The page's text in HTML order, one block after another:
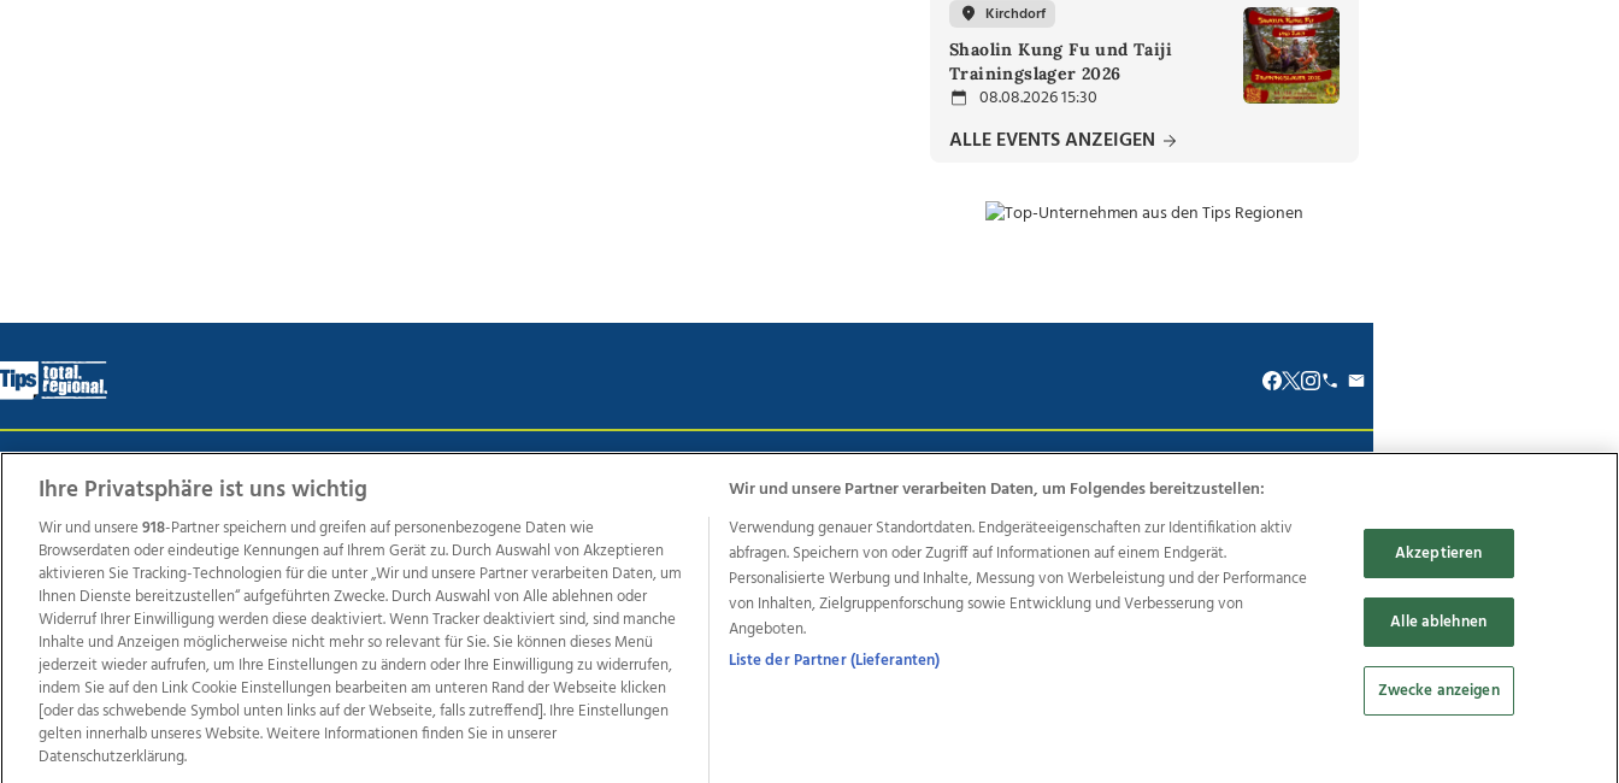
Kirchdorf
Shaolin Kung Fu und Taiji
Trainingslager 2026
08.08.2026 15:30
ALLE EVENTS ANZEIGEN
Wir über uns Mediadaten Kontakt AGB Anzeigekunden AGB Website Ehrenkodex Politische Werbung
Weitere Angebote des Medienhauses Wimmer
TV1 di-mog-i.at OÖNow Ischler Woche Life Radio OÖNachrichten OÖN Immobilien OÖN Karriere OÖN Reise
Promenaden Galerien
Regionaljobs
wasistlos.at wirtrauern.at
Copyrights © 2026 Tips Zeitungs GmbH & Co KG
Ihre Privatsphäre ist uns wichtig
Wir und unsere918-Partner speichern und greifen auf personenbezogene Daten wie
Browserdaten oder eindeutige Kennungen auf Ihrem Gerät zu. Durch Auswahl von Akzeptieren
aktivieren Sie Tracking-Technologien für die unter „Wir und unsere Partner verarbeiten Daten, um
Ihnen Dienste bereitzustellen“ aufgeführten Zwecke. Durch Auswahl von Alle ablehnen oder
Widerruf Ihrer Einwilligung werden diese deaktiviert. Wenn Tracker deaktiviert sind, sind manche
Inhalte und Anzeigen möglicherweise nicht mehr so relevant für Sie. Sie können dieses Menü
jederzeit wieder aufrufen, um Ihre Einstellungen zu ändern oder Ihre Einwilligung zu widerrufen,
indem Sie auf den Link Cookie Einstellungen bearbeiten am unteren Rand der Webseite klicken
[oder das schwebende Symbol unten links auf der Webseite, falls zutreffend]. Ihre Einstellungen
gelten innerhalb unseres Website. Weitere Informationen finden Sie in unserer
Datenschutzerklärung.
Wir und unsere Partner verarbeiten Daten, um Folgendes bereitzustellen:
Verwendung genauer Standortdaten. Endgeräteeigenschaften zur Identifikation aktiv
abfragen. Speichern von oder Zugriff auf Informationen auf einem Endgerät.
Personalisierte Werbung und Inhalte, Messung von Werbeleistung und der Performance
von Inhalten, Zielgruppenforschung sowie Entwicklung und Verbesserung von
Angeboten.
Liste der Partner (Lieferanten)
Akzeptieren
Alle ablehnen
Zwecke anzeigen